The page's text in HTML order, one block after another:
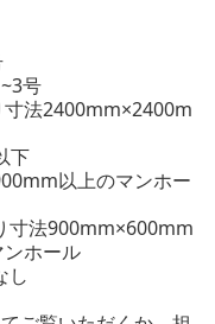
号
以上のマンホー
900mm×600mm
ホール